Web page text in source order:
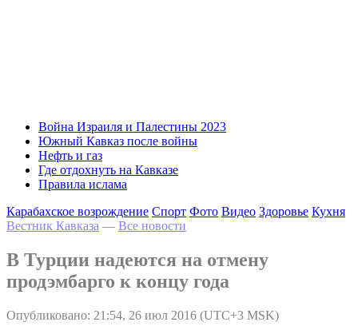
Война Израиля и Палестины 2023
Южный Кавказ после войны
Нефть и газ
Где отдохнуть на Кавказе
Правила ислама
Карабахское возрождение Спорт Фото Видео Здоровье Кухня
Вестник Кавказа — Все новости
В Турции надеются на отмену
продэмбарго к концу года
Опубликовано: 21:54, 26 июл 2016 (UTC+3 MSK)